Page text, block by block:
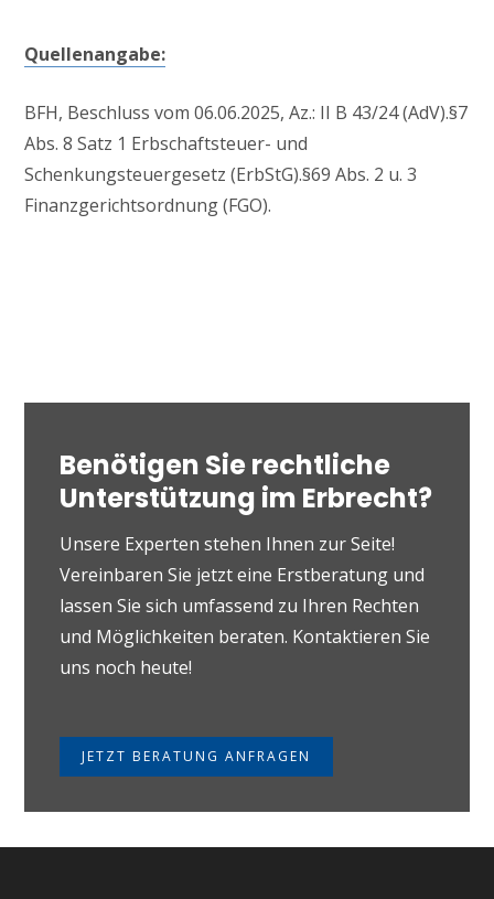
Quellenangabe:
BFH, Beschluss vom 06.06.2025, Az.: II B 43/24 (AdV).§7
Abs. 8 Satz 1 Erbschaftsteuer- und
Schenkungsteuergesetz (ErbStG).§69 Abs. 2 u. 3
Finanzgerichtsordnung (FGO).
Benötigen Sie rechtliche
Unterstützung im Erbrecht?
Unsere Experten stehen Ihnen zur Seite!
Vereinbaren Sie jetzt eine Erstberatung und
lassen Sie sich umfassend zu Ihren Rechten
und Möglichkeiten beraten. Kontaktieren Sie
uns noch heute!
JETZT BERATUNG ANFRAGEN